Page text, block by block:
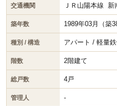
交通機関 ＪＲ山陽本線 新
築年数 1989年03月（築
種別 / 構造 アパート / 軽量
階数 2階建て
総戸数 4戸
管理人 -